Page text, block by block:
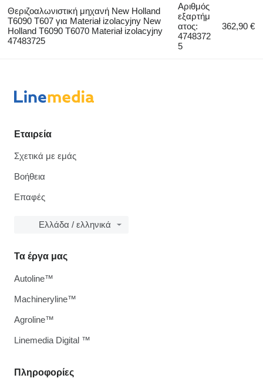
Θεριζοαλωνιστική μηχανή New Holland
T6090 T607 για Materiał izolacyjny New
Holland T6090 T6070 Materiał izolacyjny
47483725
Αριθμός
εξαρτήμ
ατος:
4748372
5
362,90 €
Εταιρεία
Σχετικά με εμάς
Βοήθεια
Επαφές
Ελλάδα / ελληνικά
Πληροφορίες
Τα έργα μας
Autoline™
Machineryline™
Agroline™
Linemedia Digital ™